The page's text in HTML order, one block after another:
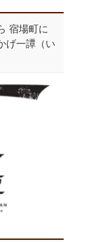
宿場町に
げ一譚（い